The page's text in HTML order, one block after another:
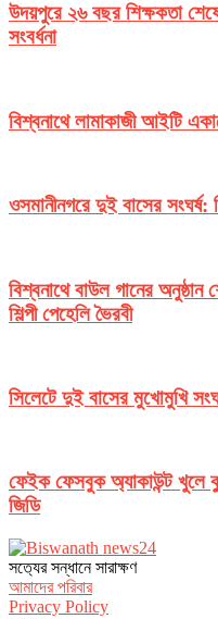
উদয়পুরে ২৬ বছর শিক্ষকতা
সংবর্ধনা
বিশ্বনাথে লামাকাজী আইটি
ওসমানীনগরে দুই বাসের সংঘর্ষ:
বিশ্বনাথে বাউল গানের অনুষ্ঠান
শিল্পী পেহেলি ভৈরবী
সিলেটে দুই বাসের মুখোমুখি
ফেইক ফেসবুক অ্যাকাউন্ট খুলে
জিডি
সত‌্যের সন্ধানে সারাক্ষণ
আমাদের পরিবার
Privacy Policy